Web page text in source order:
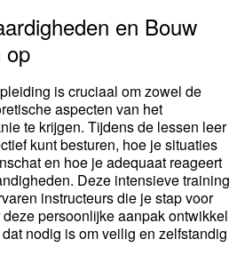
en Bouw
op
is cruciaal om zowel de
aspecten van het
te krijgen. Tijdens de lessen leer
kunt besturen, hoe je situaties
en hoe je adequaat reageert
Deze intensieve training
instructeurs die je stap voor
persoonlijke aanpak ontwikkel
nodig is om veilig en zelfstandig